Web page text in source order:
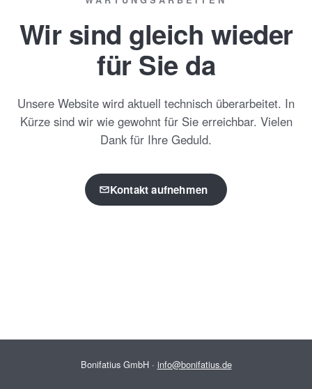
Wir sind gleich wieder
für Sie da
Unsere Website wird aktuell technisch überarbeitet. In
Kürze sind wir wie gewohnt für Sie erreichbar. Vielen
Dank für Ihre Geduld.
Kontakt aufnehmen
Bonifatius GmbH · info@bonifatius.de